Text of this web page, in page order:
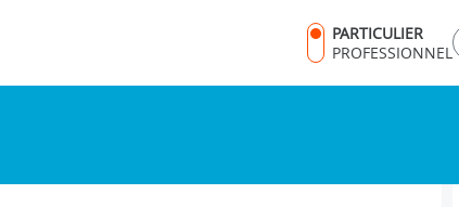
PARTICULIER
PROFESSIONNEL